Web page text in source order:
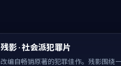
热门
残影 · 社会派犯罪片
改编自畅销原著的犯罪佳作。残影围绕